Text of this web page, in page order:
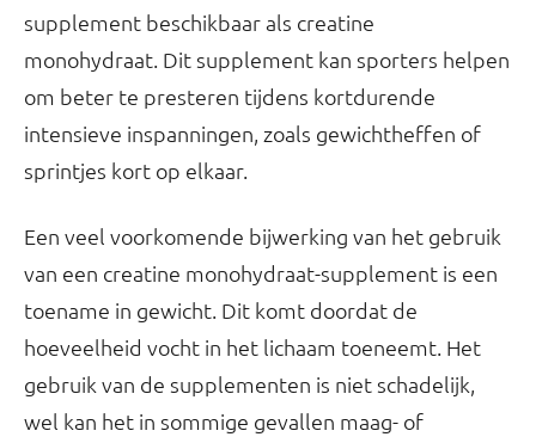
supplement beschikbaar als creatine
monohydraat. Dit supplement kan sporters helpen
om beter te presteren tijdens kortdurende
intensieve inspanningen, zoals gewichtheffen of
sprintjes kort op elkaar.
Een veel voorkomende bijwerking van het gebruik
van een creatine monohydraat-supplement is een
toename in gewicht. Dit komt doordat de
hoeveelheid vocht in het lichaam toeneemt. Het
gebruik van de supplementen is niet schadelijk,
wel kan het in sommige gevallen maag- of